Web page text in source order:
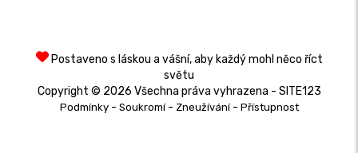
Postaveno s láskou a vášní, aby každý mohl něco říct
světu
Copyright © 2026 Všechna práva vyhrazena - SITE123
Podmínky- Soukromí- Zneužívání- Přístupnost